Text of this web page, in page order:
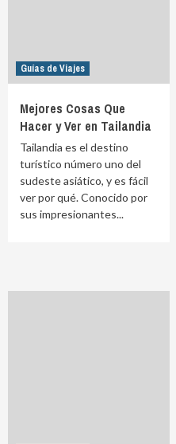
Guías de Viajes
Mejores Cosas Que
Hacer y Ver en Tailandia
Tailandia es el destino
turístico número uno del
sudeste asiático, y es fácil
ver por qué. Conocido por
sus impresionantes...